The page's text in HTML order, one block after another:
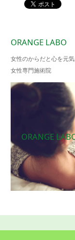
ORANGE LABO
女性のからだと心を元
女性専門施術院
ORANGE